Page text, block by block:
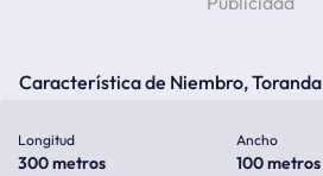
Característica de Niembro, Toranda
Longitud
300 metros
Ancho
100 metros